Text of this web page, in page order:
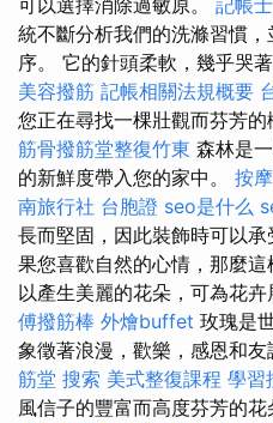
可以選擇消除過敏原。 記帳
統不斷分析我們的洗滌習慣
序。 它的針頭柔軟，幾乎哭
美容撥筋 記帳相關法規概要
您正在尋找一棵壯觀而芬芳的
筋骨撥筋堂整復竹東 森林是
的新鮮度帶入您的家中。 按
南旅行社 台胞證 seo是什么
長而堅固，因此裝飾時可以承
果您喜歡自然的心情，那麼
以產生美麗的花朵，可為花卉
傅撥筋棒 外燴buffet 玫瑰是
象徵著浪漫，歡樂，感恩和友
筋堂 搜索 美式整復課程 學習
風信子的豐富而高度芬芳的花